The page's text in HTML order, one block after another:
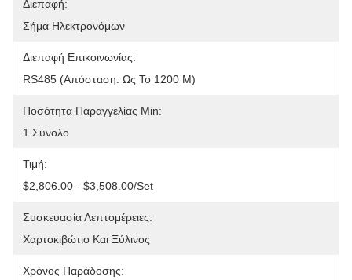
Διεπαφή:
Σήμα Ηλεκτρονόμων
Διεπαφή Επικοινωνίας:
RS485 (απόσταση: Ως Το 1200 Μ)
Ποσότητα Παραγγελίας Min:
1 Σύνολο
Τιμή:
$2,806.00 - $3,508.00/set
Συσκευασία Λεπτομέρειες:
Χαρτοκιβώτιο Και Ξύλινος
Χρόνος Παράδοσης: